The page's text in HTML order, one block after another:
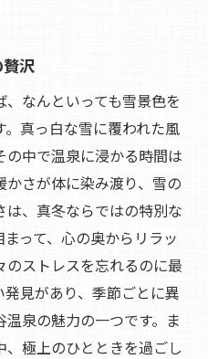
沢
なんといっても雪景色を
真っ白な雪に覆われた風
中で温泉に浸かる時間は
さが体に染み渡り、雪の
、真冬ならではの特別な
って、心の奥からリラッ
ストレスを忘れるのに最
見があり、季節ごとに異
泉の魅力の一つです。ま
極上のひとときを過ごし